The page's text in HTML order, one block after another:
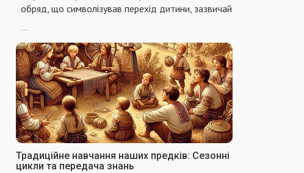
обряд, що символізував перехід дитини, зазвичай
...
Традиційне навчання наших предків: Сезонні
цикли та передача знань